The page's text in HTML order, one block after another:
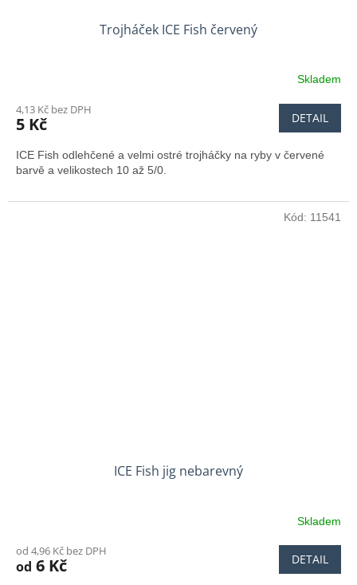
Trojháček ICE Fish červený
Skladem
4,13 Kč bez DPH
5 Kč DETAIL
ICE Fish odlehčené a velmi ostré trojháčky na ryby v červené
barvě a velikostech 10 až 5/0.
ICE Fish jig nebarevný
Skladem
od 4,96 Kč bez DPH
od 6 Kč DETAIL
Kód: 11541